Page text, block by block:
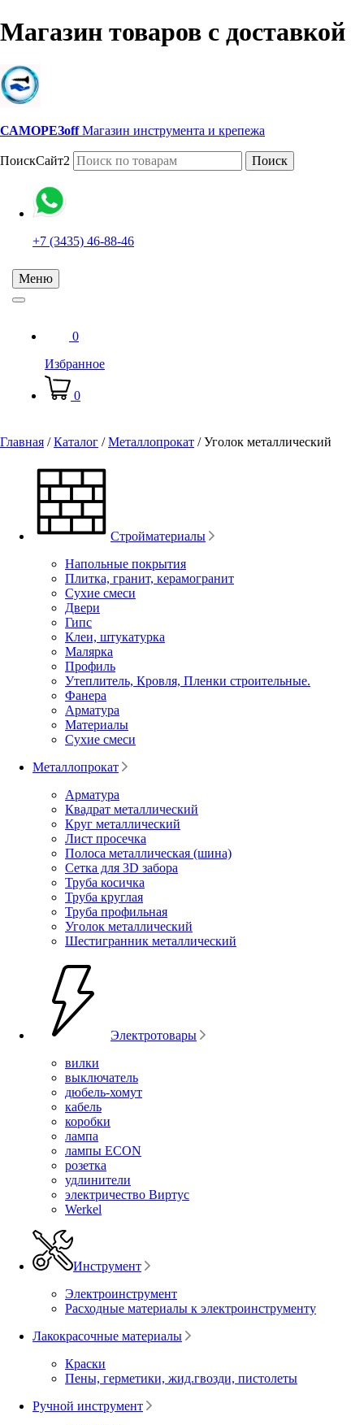
Магазин товаров с доставкой
САМОРЕЗoff Магазин инструмента и крепежа
ПоискСайт2 Поиск
+7 (3435) 46-88-46
Меню
0
Избранное
0
Главная /Каталог /Металлопрокат /Уголок металлический
Стройматериалы
Напольные покрытия
Плитка, гранит, керамогранит
Сухие смеси
Двери
Гипс
Клеи, штукатурка
Малярка
Профиль
Утеплитель, Кровля, Пленки строительные.
Фанера
Арматура
Материалы
Сухие смеси
Металлопрокат
Арматура
Квадрат металлический
Круг металлический
Лист просечка
Полоса металлическая (шина)
Сетка для 3D забора
Труба косичка
Труба круглая
Труба профильная
Уголок металлический
Шестигранник металлический
Электротовары
вилки
выключатель
дюбель-хомут
кабель
коробки
лампа
лампы ECON
розетка
удлинители
электричество Виртус
Werkel
Инструмент
Электроинструмент
Расходные материалы к электроинструменту
Лакокрасочные материалы
Краски
Пены, герметики, жид.гвозди, пистолеты
Ручной инструмент